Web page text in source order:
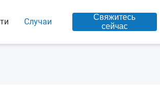
Случаи
Свяжитесь
сейчас